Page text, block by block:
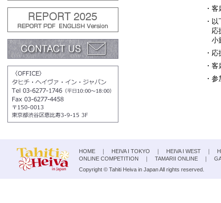
・
・
応
小
・
・
・
HOME ｜ HEIVA I TOKYO ｜ HEIVA I WEST ｜
ONLINE COMPETITION ｜ TAMARII ONLINE ｜
Copyright © Tahiti Heiva in Japan All rights reserved.